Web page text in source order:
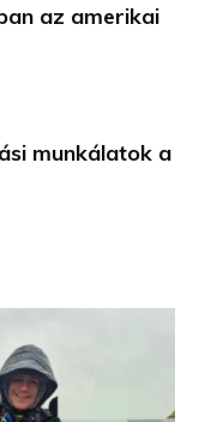
az amerikai
munkálatok a